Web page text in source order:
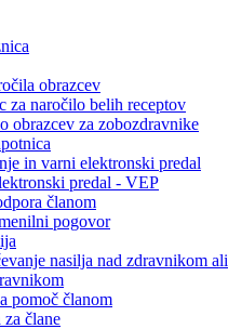
obrazcev
za naročilo belih receptov
obrazcev za zobozdravnike
in varni elektronski predal
predal - VEP
članom
pogovor
nasilja nad zdravnikom ali
pomoč članom
za člane